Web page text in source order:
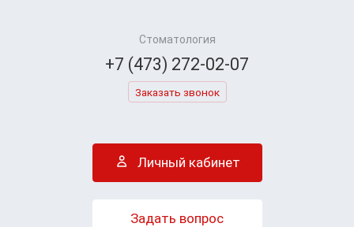
Стоматология
+7 (473) 272-02-07
Заказать звонок
Личный кабинет
Задать вопрос